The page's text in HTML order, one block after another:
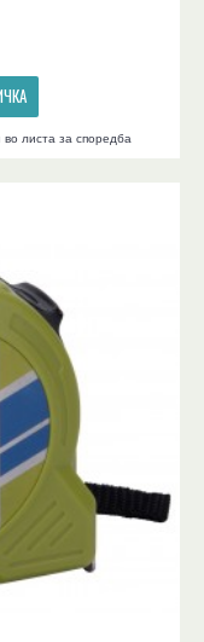
листа за споредба